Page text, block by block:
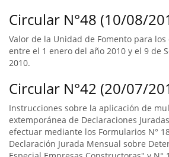
Circular N°48 (10/08/
Valor de la Unidad de Fomento para
entre el 1 enero del año 2010 y el 9 de
2010.
Circular N°42 (20/07/
Instrucciones sobre la aplicación de
extemporánea de Declaraciones
efectuar mediante los Formularios N°
Declaración Jurada Mensual sobre